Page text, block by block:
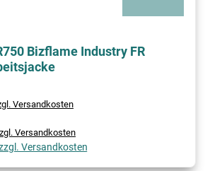
Bizflame Industry FR
Versandkosten
Versandkosten
Versandkosten